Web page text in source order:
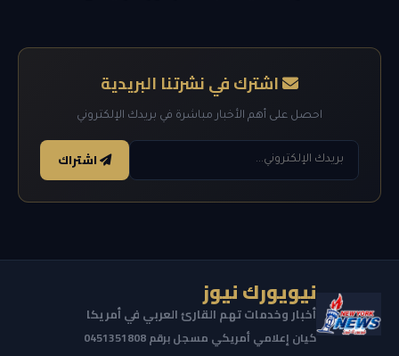
اشترك في نشرتنا البريدية
احصل على أهم الأخبار مباشرة في بريدك الإلكتروني
اشتراك
نيويورك نيوز
أخبار وخدمات تهم القارئ العربي في أمريكا
كيان إعلامي أمريكي مسجل برقم 0451351808